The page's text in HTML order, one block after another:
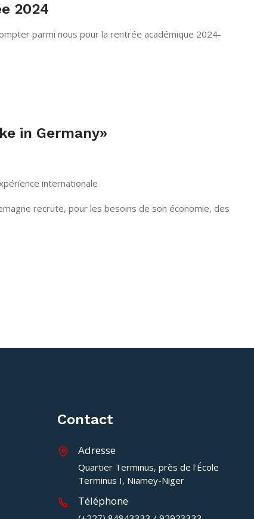
2024
parmi nous pour la rentrée académique 2024-
in Germany»
internationale
recrute, pour les besoins de son économie, des
Contact
Adresse
Quartier Terminus, près de l'École
Terminus I, Niamey-Niger
Téléphone